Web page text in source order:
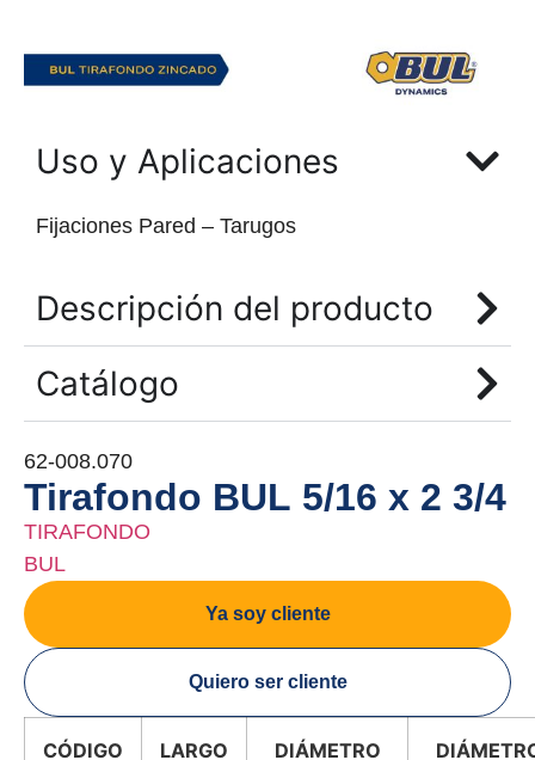
Uso y Aplicaciones
Fijaciones Pared – Tarugos
Descripción del producto
Catálogo
62-008.070
Tirafondo BUL 5/16 x 2 3/4
TIRAFONDO
BUL
Ya soy cliente
Quiero ser cliente
CÓDIGO LARGO
DIÁMETRO